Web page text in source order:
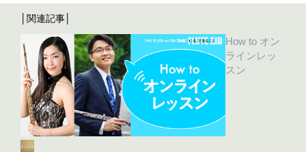
│関連記事│
How to オン
ラインレッ
スン